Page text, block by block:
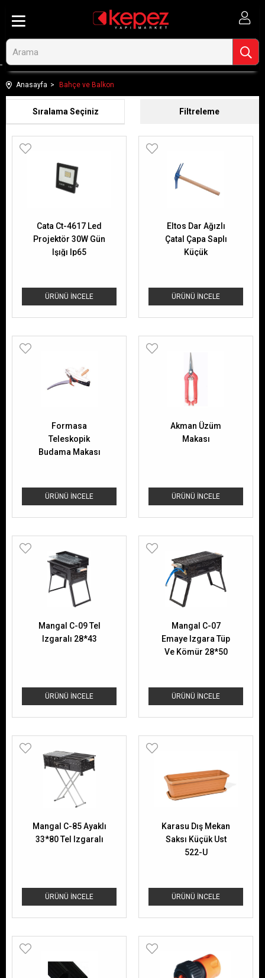
Anasayfa Bahçe ve Balkon
Filtreleme
Sıralama
ÜRÜNÜ İNCELE
Cata Ct-4617 Led
Projektör 30W Gün
Işığı Ip65
ÜRÜNÜ İNCELE
Eltos Dar Ağızlı
Çatal Çapa Saplı
Küçük
ÜRÜNÜ İNCELE
Formasa
Teleskopik
Budama Makası
ÜRÜNÜ İNCELE
Akman Üzüm
Makası
ÜRÜNÜ İNCELE
Mangal C-09 Tel
Izgaralı 28*43
ÜRÜNÜ İNCELE
Mangal C-07
Emaye Izgara Tüp
Ve Kömür 28*50
ÜRÜNÜ İNCELE
Mangal C-85 Ayaklı
33*80 Tel Izgaralı
ÜRÜNÜ İNCELE
Karasu Dış Mekan
Saksı Küçük Ust
522-U